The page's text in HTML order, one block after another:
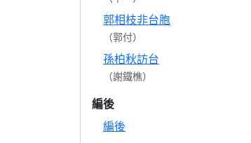
郭相枝非台胞
（郭付）
孫柏秋訪台
（謝鐵樵）
編後
編後